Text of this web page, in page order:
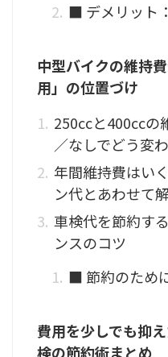
■ デメリット：
中型バイクの維持
用」の位置づけ
250ccと400ccの
／なしでどう変
年間維持費はい
ン代とあわせて
車検代を節約す
ンスのコツ
■ 節約のため
費用を少しでも抑
検の節約術まとめ